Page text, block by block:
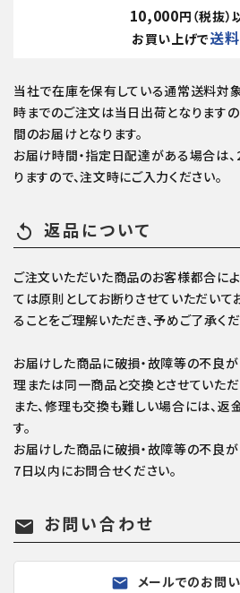
10,000円（税抜
お買い上げで送
当社で在庫を保有している通常送料対
時までのご注文は当日出荷となります
間のお届けとなります。
お届け時間・指定日配達がある場合は
りますので、注文時にご入力ください。
replay 返品について
ご注文いただいた商品のお客様都合によ
ては原則としてお断りさせていただいて
ることをご理解いただき、予めご了承くだ
お届けした商品に破損・故障等の不良
理または同一商品と交換とさせていただ
また、修理も交換も難しい場合には、返
す。
お届けした商品に破損・故障等の不良
7日以内にお問合せください。
mail お問い合わせ
mail メールでのお問